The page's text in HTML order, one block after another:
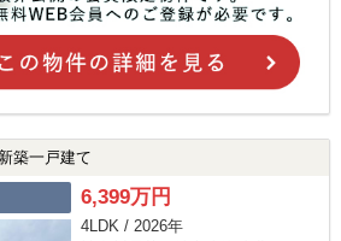
築一戸建て
6,399万円
4LDK / 2026年